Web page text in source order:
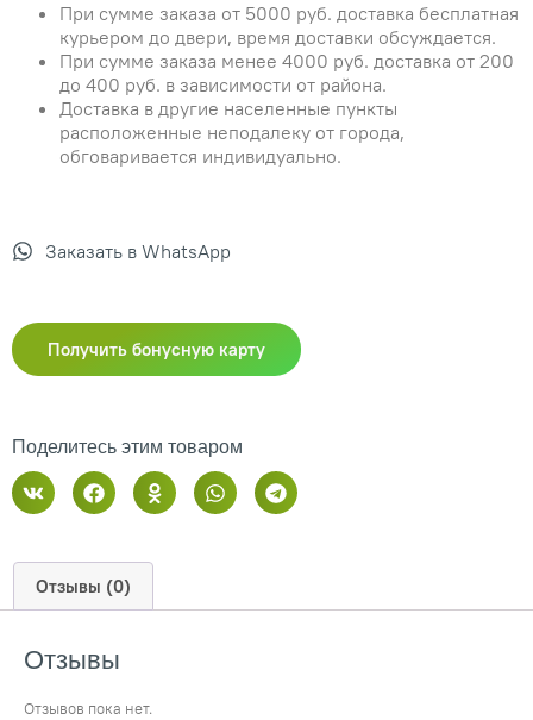
При сумме заказа от 5000 руб. доставка бесплатная
курьером до двери, время доставки обсуждается.
При сумме заказа менее 4000 руб. доставка от 200
до 400 руб. в зависимости от района.
Доставка в другие населенные пункты
расположенные неподалеку от города,
обговаривается индивидуально.
Заказать в WhatsApp
Получить бонусную карту
Поделитесь этим товаром
Отзывы (0)
Отзывы
Отзывов пока нет.